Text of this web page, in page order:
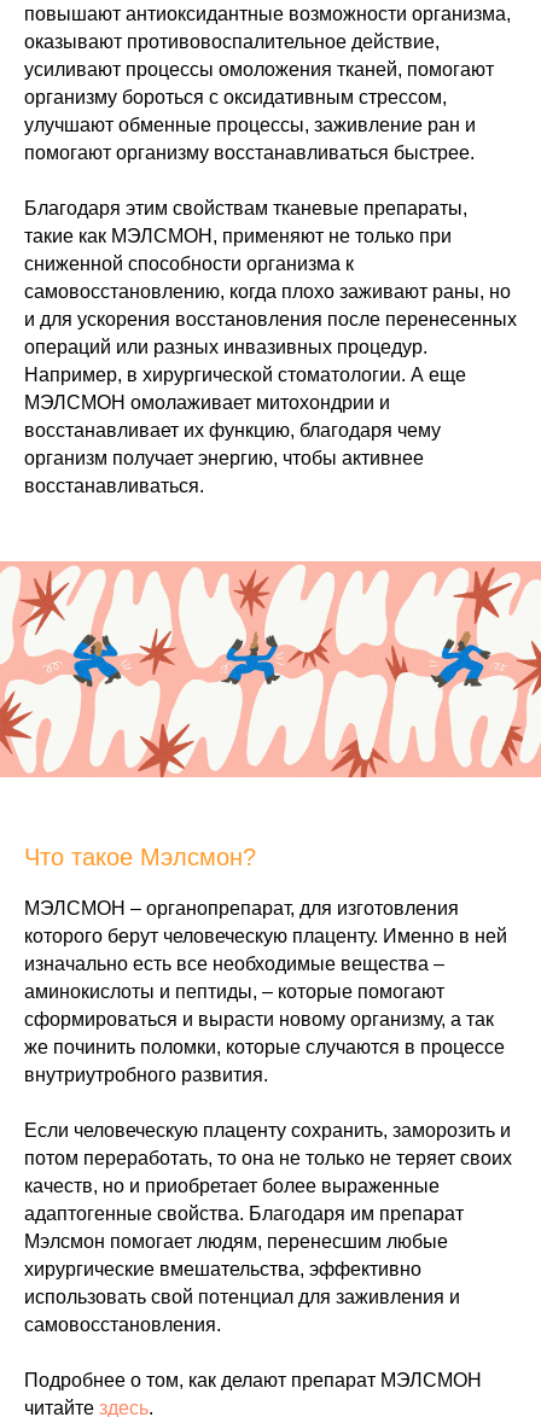
повышают антиоксидантные возможности организма,
оказывают противовоспалительное действие,
усиливают процессы омоложения тканей, помогают
организму бороться с оксидативным стрессом,
улучшают обменные процессы, заживление ран и
помогают организму восстанавливаться быстрее.
Благодаря этим свойствам тканевые препараты,
такие как МЭЛСМОН, применяют не только при
сниженной способности организма к
самовосстановлению, когда плохо заживают раны, но
и для ускорения восстановления после перенесенных
операций или разных инвазивных процедур.
Например, в хирургической стоматологии. А еще
МЭЛСМОН омолаживает митохондрии и
восстанавливает их функцию, благодаря чему
организм получает энергию, чтобы активнее
восстанавливаться.
Что такое Мэлсмон?
МЭЛСМОН – органопрепарат, для изготовления
которого берут человеческую плаценту. Именно в ней
изначально есть все необходимые вещества –
аминокислоты и пептиды, – которые помогают
сформироваться и вырасти новому организму, а так
же починить поломки, которые случаются в процессе
внутриутробного развития.
Если человеческую плаценту сохранить, заморозить и
потом переработать, то она не только не теряет своих
качеств, но и приобретает более выраженные
адаптогенные свойства. Благодаря им препарат
Мэлсмон помогает людям, перенесшим любые
хирургические вмешательства, эффективно
использовать свой потенциал для заживления и
самовосстановления.
Подробнее о том, как делают препарат МЭЛСМОН
читайте здесь.